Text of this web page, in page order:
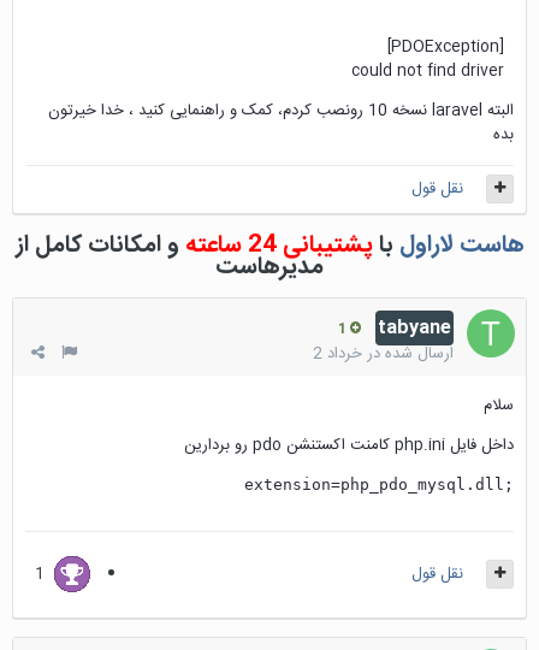
[PDOException]
البته laravel نسخه 10 رونصب کردم، کمک و راهنمایی کنید ، خدا خیرتون
بده
نقل قول
هاست لاراول باپشتیبانی 24 ساعته و امکانات کامل از
مدیرهاست
tabyane
ارسال شده درخرداد 2
سلام
داخل فایل php.ini کامنت اکستنشن pdo رو بردارین
;extension=php_pdo_mysql.dll
1 نقل قول